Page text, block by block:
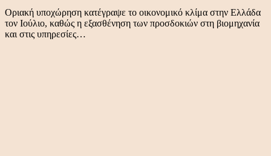
Οριακή υποχώρηση κατέγραψε το οικονομικό κλίμα στην Ελλάδα
τον Ιούλιο, καθώς η εξασθένηση των προσδοκιών στη βιομηχανία
και στις υπηρεσίες…